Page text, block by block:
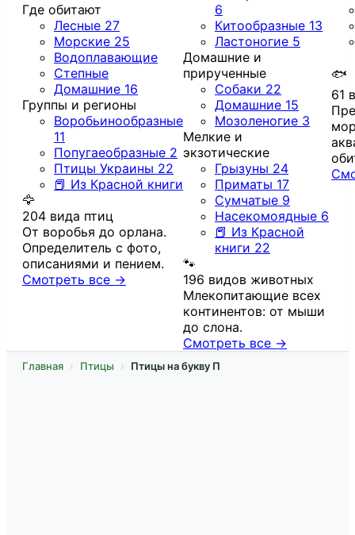
Где обитают
Лесные 27
Морские 25
Водоплавающие
Степные
Домашние 16
Группы и регионы
Воробьинообразные
11
Попугаеобразные 2
Птицы Украины 22
📕 Из Красной книги
🦅
204 вида птиц
От воробья до орлана.
Определитель с фото,
описаниями и пением.
Смотреть все →
6
Китообразные 13
Ластоногие 5
Домашние и
прирученные
Собаки 22
Домашние 15
Мозоленогие 3
Мелкие и
экзотические
Грызуны 24
Приматы 17
Сумчатые 9
Насекомоядные 6
📕 Из Красной
книги 22
🐾
196 видов животных
Млекопитающие всех
континентов: от мыши
до слона.
Смотреть все →
🐟
61
Главная Птицы Птицы на букву П